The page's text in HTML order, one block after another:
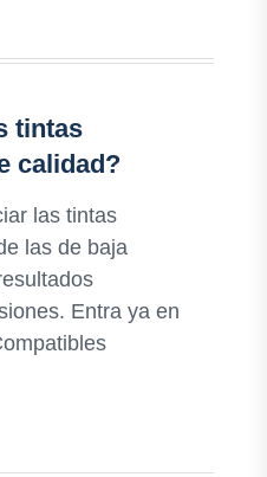
tintas
calidad?
las tintas
las de baja
Entra ya en